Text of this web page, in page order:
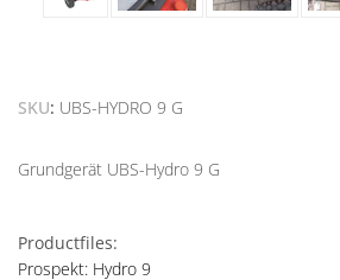
SKU UBS-HYDRO 9 G
Grundgerät UBS-Hydro 9 G
Productfiles:
Prospekt: Hydro 9